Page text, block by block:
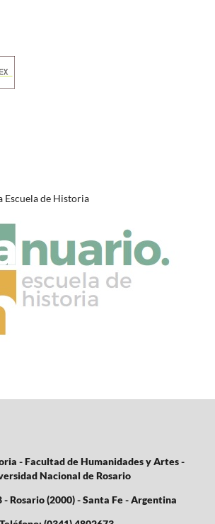
Escuela de Historia
- Facultad de Humanidades y Artes -
Nacional de Rosario
- Rosario (2000) - Santa Fe - Argentina